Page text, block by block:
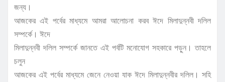
জন্য।
আজকের এই পর্বের মাধ্যমে আমরা আলোচনা করব ঈদে মিলাদুন্নবী দলিল
সম্পর্কে। ঈদে
মিলাদুন্নবী দলিল সম্পর্কে জানতে এই পর্বটি মনোযোগ সহকারে পড়ুন। তাহলে
চলুন
আজকের এই পর্বের মাধ্যমে জেনে নেওয়া যাক ঈদে মিলাদুন্নবীর দলিল। সহি